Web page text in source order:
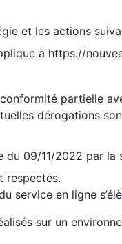
et les actions
à https://
partielle
dérogations
du 09/11/2022 par
respectés.
service en ligne
sur un